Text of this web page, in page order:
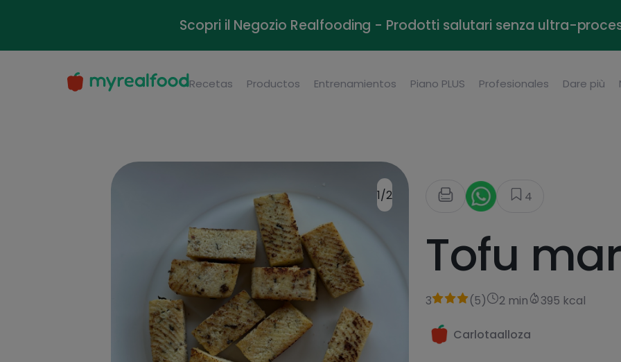
Scopri il Negozio Realfooding - Prodotti salutari senza ultra-
Recetas Productos Entrenamientos Piano PLUS Profesionales Dare più
1/2 4
Tofu
3 (5) 2 min 395 kcal
Carlotaalloza